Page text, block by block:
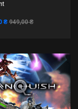
₴ 949,00 ₴